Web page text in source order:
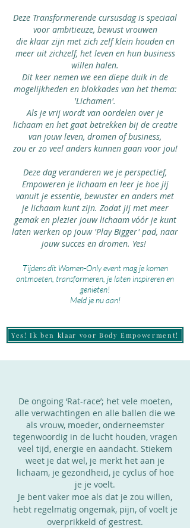
Deze Transformerende cursusdag is speciaal
voor ambitieuze, bewust vrouwen
die klaar zijn met zich zelf klein houden en
meer uit zichzelf, het leven en hun business
willen halen.
Dit keer nemen we een diepe duik in de
mogelijkheden en blokkades van het thema:
'Lichamen'.
Als je vrij wordt van oordelen over je
lichaam en het gaat betrekken bij de creatie
van jouw leven, dromen of business,
zou er zo veel anders kunnen gaan voor jou!
Deze dag veranderen we je perspectief,
Empoweren je lichaam en leer je hoe jij
vanuit je essentie, bewuster en anders met
je lichaam kunt zijn. Zodat jij met meer
gemak en plezier jouw lichaam vóór je kunt
laten werken op jouw 'Play Bigger' pad, naar
jouw succes en dromen. Yes!
Tijdens dit Women-Only event mag je komen
ontmoeten, transformeren, je laten inspireren en
genieten!
Meld je nu aan!
Yes! Ik ben klaar voor Body Empowerment!
De ongoing ‘Rat-race’; het vele moeten,
alle verwachtingen en alle ballen die we
als vrouw, moeder, onderneemster
tegenwoordig in de lucht houden, vragen
veel tijd, energie en aandacht. Stiekem
weet je dat wel, je merkt het aan je
lichaam, je gezondheid, je cyclus of hoe
je je voelt.
Je bent vaker moe als dat je zou willen,
hebt regelmatig ongemak, pijn, of voelt je
overprikkeld of gestrest.